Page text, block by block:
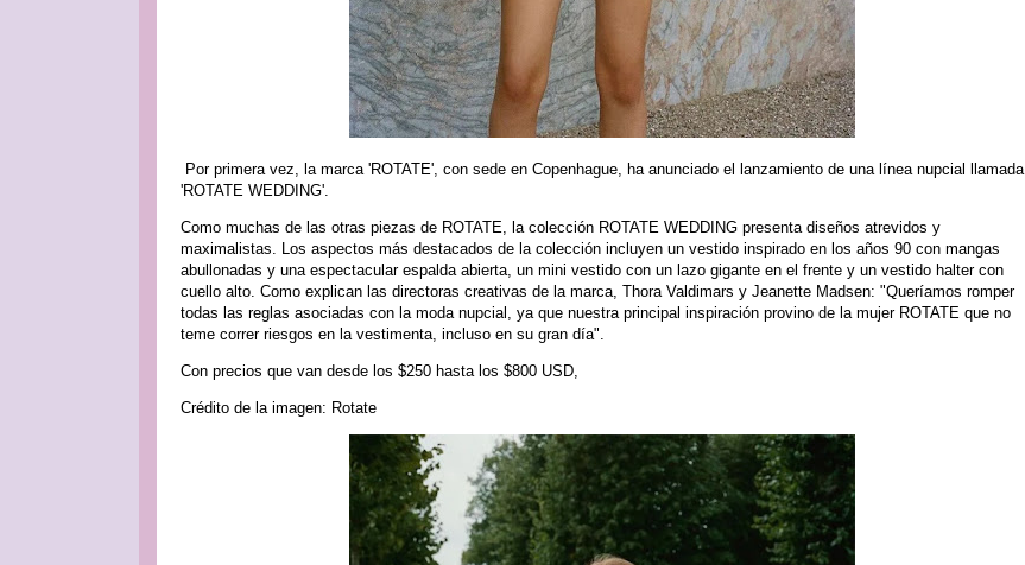
Por primera vez, la marca 'ROTATE', con sede en Copenhague, ha anunciado el lanzamiento de una línea nupcial llamada
'ROTATE WEDDING'.
Como muchas de las otras piezas de ROTATE, la colección ROTATE WEDDING presenta diseños atrevidos y
maximalistas. Los aspectos más destacados de la colección incluyen un vestido inspirado en los años 90 con mangas
abullonadas y una espectacular espalda abierta, un mini vestido con un lazo gigante en el frente y un vestido halter con
cuello alto. Como explican las directoras creativas de la marca, Thora Valdimars y Jeanette Madsen: "Queríamos romper
todas las reglas asociadas con la moda nupcial, ya que nuestra principal inspiración provino de la mujer ROTATE que no
teme correr riesgos en la vestimenta, incluso en su gran día".
Con precios que van desde los $250 hasta los $800 USD,
Crédito de la imagen: Rotate